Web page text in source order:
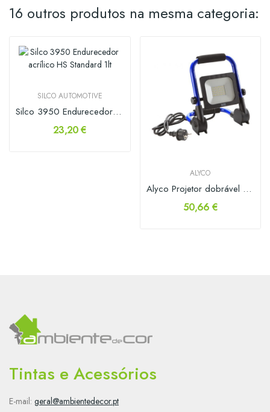
16 outros produtos na mesma categoria:
SILCO AUTOMOTIVE
Silco 3950 Endurecedor acrílico HS Standard 1lt
23,20 €
ALYCO
Alyco Projetor dobrável e inclinável 30W SMD IP65
50,66 €
Tintas e Acessórios
E-mail: geral@ambientedecor.pt